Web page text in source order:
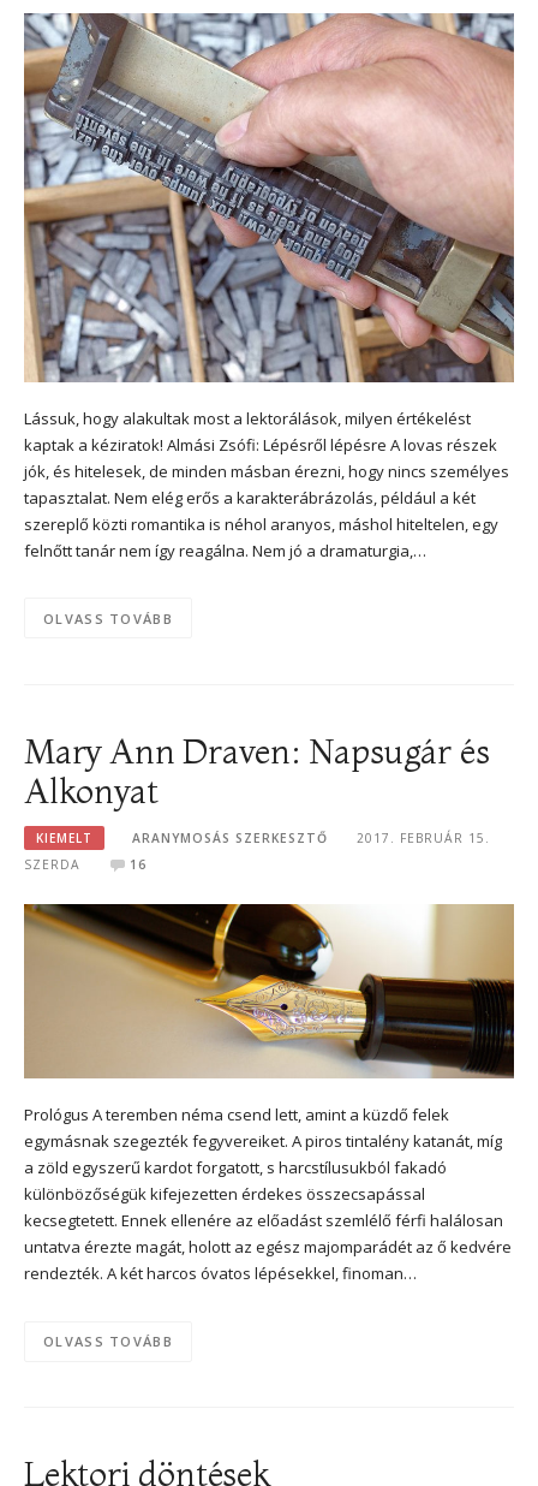
Lássuk, hogy alakultak most a lektorálások, milyen értékelést
kaptak a kéziratok! Almási Zsófi: Lépésről lépésre A lovas részek
jók, és hitelesek, de minden másban érezni, hogy nincs személyes
tapasztalat. Nem elég erős a karakterábrázolás, például a két
szereplő közti romantika is néhol aranyos, máshol hiteltelen, egy
felnőtt tanár nem így reagálna. Nem jó a dramaturgia,…
OLVASS TOVÁBB
Mary Ann Draven: Napsugár és
Alkonyat
KIEMELT ARANYMOSÁS SZERKESZTŐ
2017. FEBRUÁR 15.
SZERDA
16
Prológus A teremben néma csend lett, amint a küzdő felek
egymásnak szegezték fegyvereiket. A piros tintalény katanát, míg
a zöld egyszerű kardot forgatott, s harcstílusukból fakadó
különbözőségük kifejezetten érdekes összecsapással
kecsegtetett. Ennek ellenére az előadást szemlélő férfi halálosan
untatva érezte magát, holott az egész majomparádét az ő kedvére
rendezték. A két harcos óvatos lépésekkel, finoman…
OLVASS TOVÁBB
Lektori döntések